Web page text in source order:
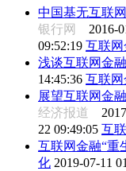
中国基无互联
银行网 2016-
09:52:19 互联网
浅谈互联网金融
14:45:36 互联网
展望互联网金
经济报道
22 09:49:05 互
互联网金融“重
化 2019-07-11